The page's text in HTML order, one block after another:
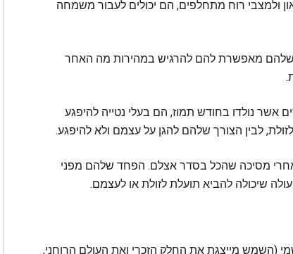
ולמצבי רוח מתחלפים, הם יכולים לעבור משמחה
שלהם מאפשרת להם להרגיש במהירות מה האחר
אשר נולדו בחודש תמוז, הם בעלי נטייה להיפגע
לבין הצורך שלהם להגן על עצמם ולא להיפגע.
מסיכה שהכל בסדר אצלם. הפחד שלהם מפני
שיכולה להביא תועלת לזולת או לעצמם.
(השמש מייצגת את החלק הזכרי ואת העולם הרוחני,